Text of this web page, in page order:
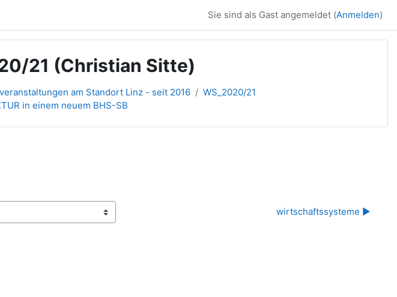
Sie sind als Gast angemeldet (Anmelden)
21 (Christian Sitte)
am Standort Linz - seit 2016
WS_2020/21
in einem neuem BHS-SB
wirtschaftssysteme ▶︎